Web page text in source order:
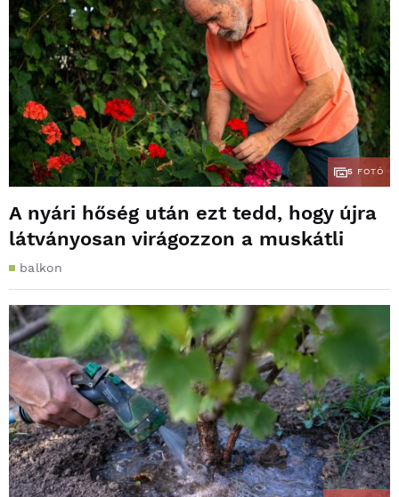
5 FOTÓ
A nyári hőség után ezt tedd, hogy újra
látványosan virágozzon a muskátli
balkon